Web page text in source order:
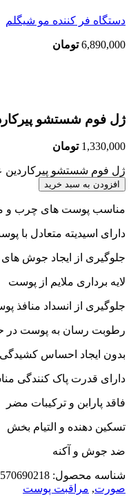
دستگاه فر کننده مو شیگلم
6,890,000 تومان
ژل فوم شستشو
1,330,000 تومان
ژل فوم شستشو پیرکاردین
افزودن به سبد خرید
مناسب پوست های چرب و
دارای اسیدیته متعادل با
جلوگیری از ایجاد جوش
لایه برداری ملایم از پوست
جلوگیری از انسداد منافذ
رطوبت رسان به پوست
بدون ایجاد احساس
دارای قدرت پاک کنندگی
فاقد پارابن و ترکیبات مضر
تسکین دهنده و التیام بخش
ضد جوش و آکنه
شناسه محصول:
صورت, مراقبت پوست